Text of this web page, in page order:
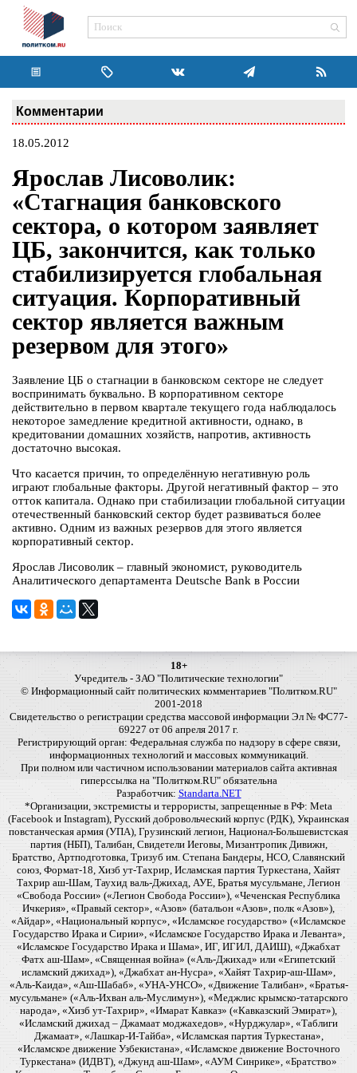
Комментарии
18.05.2012
Ярослав Лисоволик:
«Стагнация банковского
сектора, о котором заявляет
ЦБ, закончится, как только
стабилизируется глобальная
ситуация. Корпоративный
сектор является важным
резервом для этого»
Заявление ЦБ о стагнации в банковском секторе не следует
воспринимать буквально. В корпоративном секторе
действительно в первом квартале текущего года наблюдалось
некоторое замедление кредитной активности, однако, в
кредитовании домашних хозяйств, напротив, активность
достаточно высокая.
Что касается причин, то определённую негативную роль
играют глобальные факторы. Другой негативный фактор – это
отток капитала. Однако при стабилизации глобальной ситуации
отечественный банковский сектор будет развиваться более
активно. Одним из важных резервов для этого является
корпоративный сектор.
Ярослав Лисоволик – главный экономист, руководитель
Аналитического департамента Deutsche Bank в России
18+
Учредитель - ЗАО "Политические технологии"
© Информационный сайт политических комментариев "Политком.RU"
2001-2018
Свидетельство о регистрации средства массовой информации Эл № ФС77-
69227 от 06 апреля 2017 г.
Регистрирующий орган: Федеральная служба по надзору в сфере связи,
информационных технологий и массовых коммуникаций.
При полном или частичном использовании материалов сайта активная
гиперссылка на "Политком.RU" обязательна
Разработчик: Standarta.NET
*Организации, экстремисты и террористы, запрещенные в РФ: Meta
(Facebook и Instagram), Русский добровольческий корпус (РДК), Украинская
повстанческая армия (УПА), Грузинский легион, Национал-Большевистская
партия (НБП), Талибан, Свидетели Иеговы, Мизантропик Дивижн,
Братство, Артподготовка, Тризуб им. Степана Бандеры, НСО, Славянский
союз, Формат-18, Хизб ут-Тахрир, Исламская партия Туркестана, Хайят
Тахрир аш-Шам, Таухид валь-Джихад, АУЕ, Братья мусульмане, Легион
«Свобода России» («Легион Свобода России»), «Чеченская Республика
Ичкерия», «Правый сектор», «Азов» (батальон «Азов», полк «Азов»),
«Айдар», «Национальный корпус», «Исламское государство» («Исламское
Государство Ирака и Сирии», «Исламское Государство Ирака и Леванта»,
«Исламское Государство Ирака и Шама», ИГ, ИГИЛ, ДАИШ), «Джабхат
Фатх аш-Шам», «Священная война» («Аль-Джихад» или «Египетский
исламский джихад»), «Джабхат ан-Нусра», «Хайят Тахрир-аш-Шам»,
«Аль-Каида», «Аш-Шабаб», «УНА-УНСО», «Движение Талибан», «Братья-
мусульмане» («Аль-Ихван аль-Муслимун»), «Меджлис крымско-татарского
народа», «Хизб ут-Тахрир», «Имарат Кавказ» («Кавказский Эмират»),
«Исламский джихад – Джамаат моджахедов», «Нурджулар», «Таблиги
Джамаат», «Лашкар-И-Тайба», «Исламская партия Туркестана»,
«Исламское движение Узбекистана», «Исламское движение Восточного
Туркестана» (ИДВТ), «Джунд аш-Шам», «АУМ Синрике», «Братство»